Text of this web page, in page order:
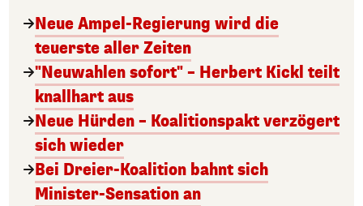
Neue Ampel-Regierung wird die
teuerste aller Zeiten
"Neuwahlen sofort" – Herbert Kickl teilt
knallhart aus
Neue Hürden – Koalitionspakt verzögert
sich wieder
Bei Dreier-Koalition bahnt sich
Minister-Sensation an